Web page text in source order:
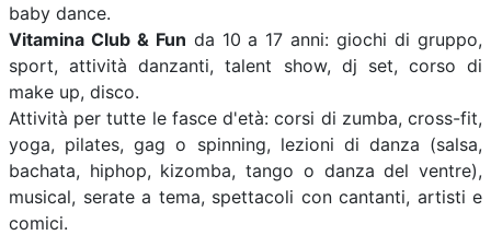
baby dance.
Vitamina Club & Fun da 10 a 17 anni: giochi di gruppo,
sport, attività danzanti, talent show, dj set, corso di
make up, disco.
Attività per tutte le fasce d'età: corsi di zumba, cross-fit,
yoga, pilates, gag o spinning, lezioni di danza (salsa,
bachata, hiphop, kizomba, tango o danza del ventre),
musical, serate a tema, spettacoli con cantanti, artisti e
comici.